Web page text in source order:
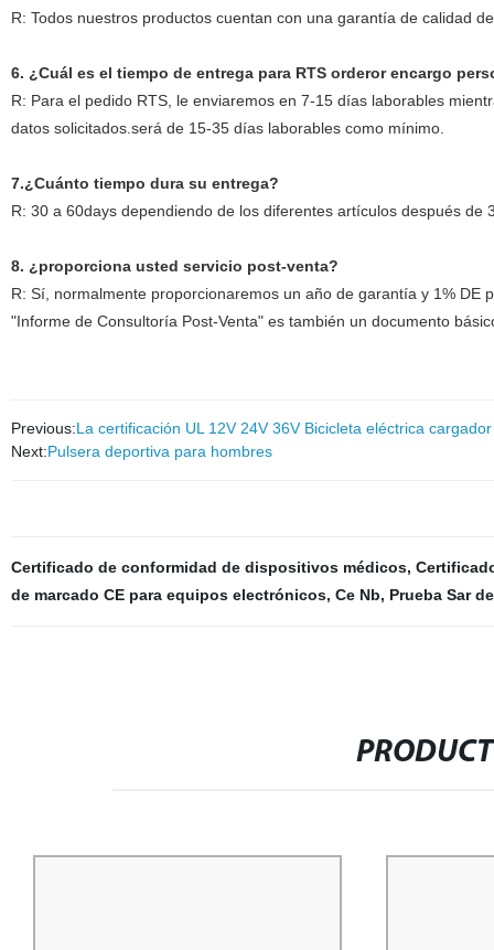
R: Todos nuestros productos cuentan con una garantía de calidad
6. ¿Cuál es el tiempo de entrega para RTS orderor encargo
R: Para el pedido RTS, le enviaremos en 7-15 días laborables
datos solicitados.será de 15-35 días laborables como mínimo.
7.¿Cuánto tiempo dura su entrega?
R: 30 a 60days dependiendo de los diferentes artículos después de
8. ¿proporciona usted servicio post-venta?
R: Sí, normalmente proporcionaremos un año de garantía y 1% DE
"Informe de Consultoría Post-Venta" es también un documento
Previous:La certificación UL 12V 24V 36V Bicicleta eléctrica
Next:Pulsera deportiva para hombres
Certificado de conformidad de dispositivos médicos,
de marcado CE para equipos electrónicos, Ce Nb, Prueba Sar